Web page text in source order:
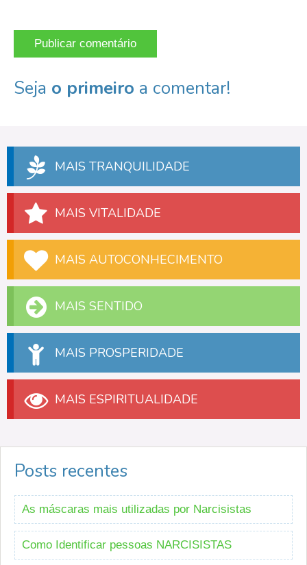
Seja o primeiro a comentar!
MAIS TRANQUILIDADE
MAIS VITALIDADE
MAIS AUTOCONHECIMENTO
MAIS SENTIDO
MAIS PROSPERIDADE
MAIS ESPIRITUALIDADE
Posts recentes
As máscaras mais utilizadas por Narcisistas
Como Identificar pessoas NARCISISTAS